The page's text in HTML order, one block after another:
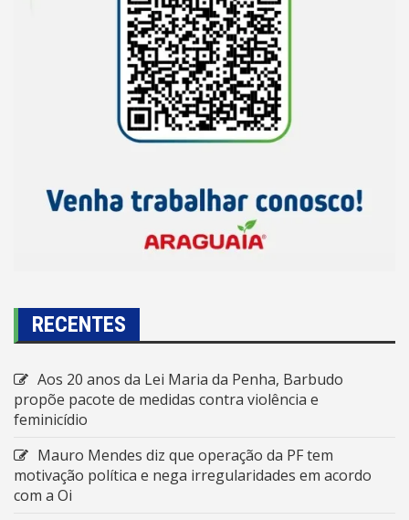
RECENTES
Aos 20 anos da Lei Maria da Penha, Barbudo
propõe pacote de medidas contra violência e
feminicídio
Mauro Mendes diz que operação da PF tem
motivação política e nega irregularidades em acordo
com a Oi